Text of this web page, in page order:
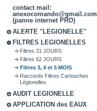
contact mail:
anexocomando@gmail.com
(panne internet PRO)
ALERTE "LEGIONELLE"
FILTRES LEGIONELLES
Filtres 31 JOURS
Filtres 62 JOURS
Filtres 3, 4 et 5 MOIS
Raccords Filtres Cartouches
Légionelles
AUDIT LEGIONELLE
APPLICATION des EAUX